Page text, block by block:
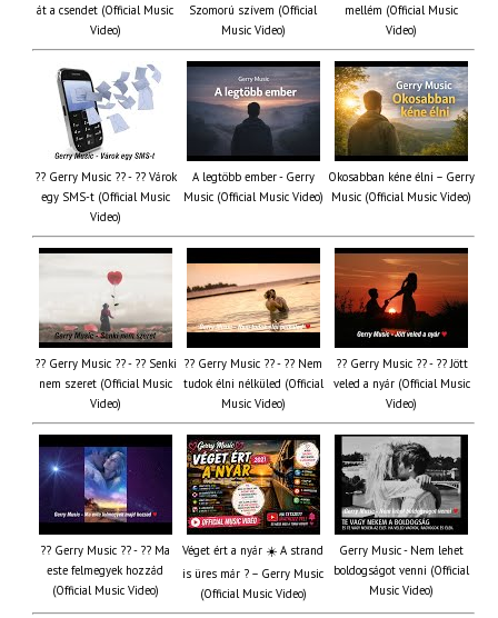
át a csendet (Official Music
Video)
Szomorú szívem (Official
Music Video)
mellém (Official Music
Video)
?? Gerry Music ?? - ?? Várok
egy SMS-t (Official Music
Video)
A legtöbb ember - Gerry
Music (Official Music Video)
Okosabban kéne élni – Gerry
Music (Official Music Video)
?? Gerry Music ?? - ?? Senki
nem szeret (Official Music
Video)
?? Gerry Music ?? - ?? Nem
tudok élni nélküled (Official
Music Video)
?? Gerry Music ?? - ?? Jött
veled a nyár (Official Music
Video)
?? Gerry Music ?? - ?? Ma
este felmegyek hozzád
(Official Music Video)
Véget ért a nyár ☀️ A strand
is üres már ? – Gerry Music
(Official Music Video)
Gerry Music - Nem lehet
boldogságot venni (Official
Music Video)